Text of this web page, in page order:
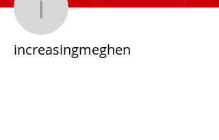
increasingmeghen